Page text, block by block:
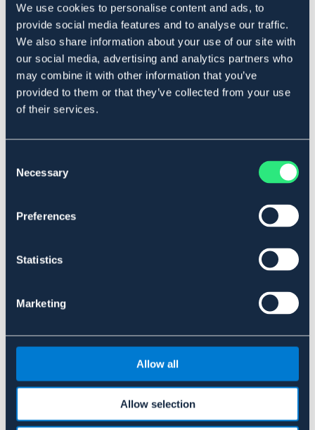
We use cookies to personalise content and ads, to
provide social media features and to analyse our traffic.
We also share information about your use of our site with
our social media, advertising and analytics partners who
may combine it with other information that you’ve
provided to them or that they’ve collected from your use
of their services.
Selection
Necessary
Preferences
Statistics
Marketing
Allow all
Allow selection
Beskrivelse
Anatomisk designet springgjord med blød aftagelig
syntetisk pels. Fremstillet af letplejeligt og slidstærkt
syntetisk læder. Spænder og D-ringe i rustfrit stål og
tredobbelt elastik i begge ender.
Anmeldelser
Lignende produkter